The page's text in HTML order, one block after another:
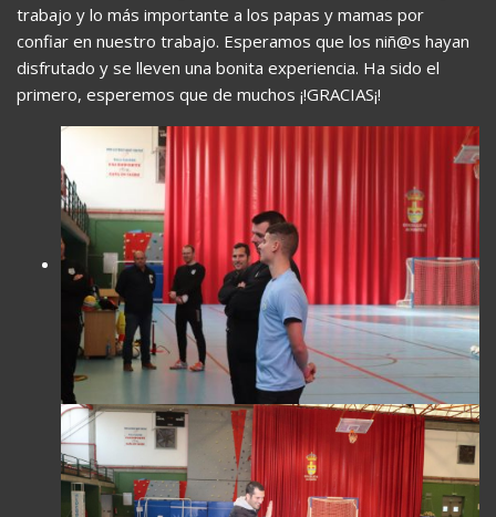
trabajo y lo más importante a los papas y mamas por
confiar en nuestro trabajo. Esperamos que los niñ@s hayan
disfrutado y se lleven una bonita experiencia. Ha sido el
primero, esperemos que de muchos ¡!GRACIAS¡!